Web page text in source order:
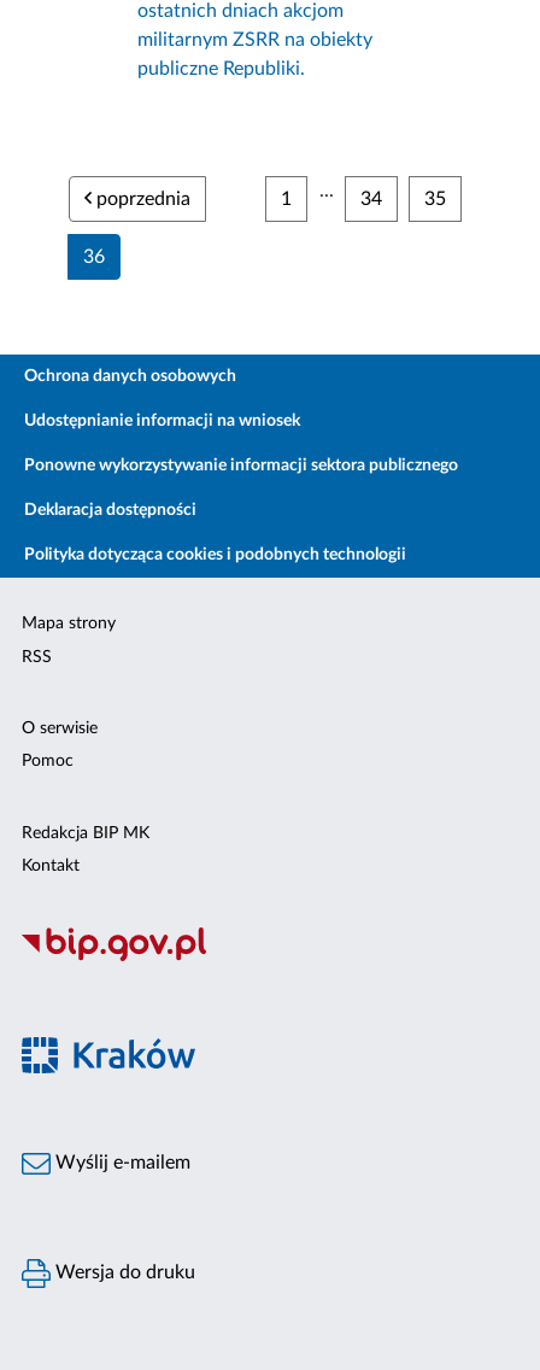
ostatnich dniach akcjom
militarnym ZSRR na obiekty
publiczne Republiki.
poprzednia 1 ... 34 35
36
Ochrona danych osobowych
Udostępnianie informacji na wniosek
Ponowne wykorzystywanie informacji sektora publicznego
Deklaracja dostępności
Polityka dotycząca cookies i podobnych technologii
Mapa strony
RSS
O serwisie
Pomoc
Redakcja BIP MK
Kontakt
Wyślij e-mailem
Wersja do druku